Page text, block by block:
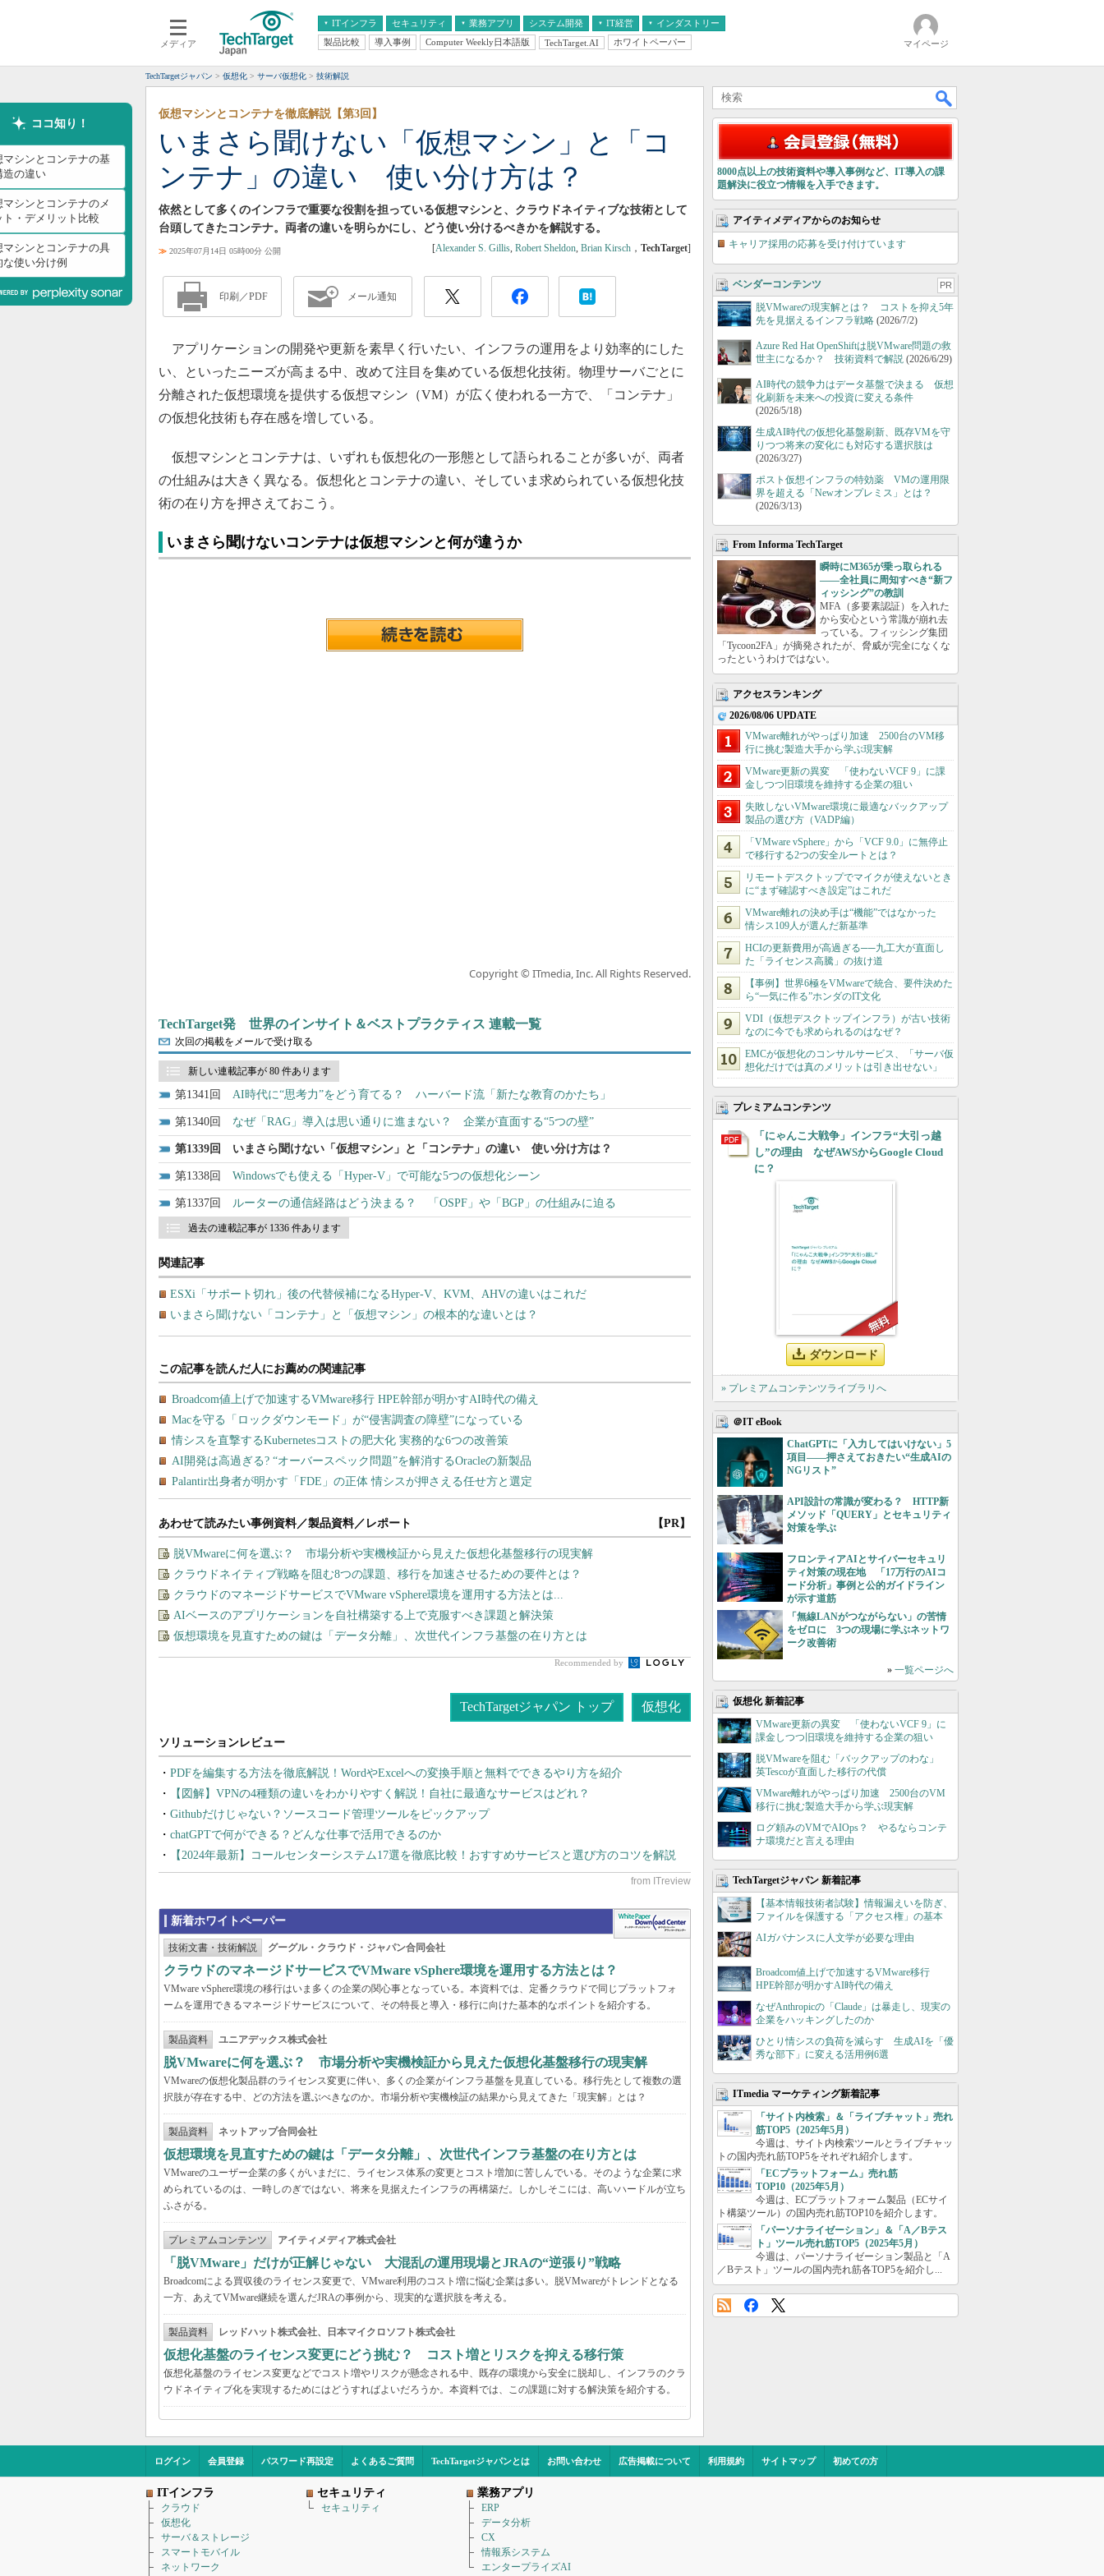
メディア
ITインフラ
クラウド
スマートモバイル
ネットワーク
システム運用管理
セキュリティ 業務アプリ
エンタープライズAI
ERP
CX
情報系システム
システム開発 IT経営
経営とIT
インダストリー
医療IT
製品比較 導入事例 Computer Weekly日本語版 TechTarget.AI ホワイトペーパー マイページ
TechTargetジャパン 仮想化 サーバ仮想化 技術解説
ココ知り！
マシンとコンテナの基
造の違い
マシンとコンテナのメ
ト・デメリット比較
マシンとコンテナの具
な使い分け例
いまさら聞けない「仮想マシン」と「コ
ンテナ」の違い 使い分け方は？
仮想マシンとコンテナを徹底解説【第3回】
依然として多くのインフラで重要な役割を担っている仮想マシンと、クラウドネイティブな技術として
台頭してきたコンテナ。両者の違いを明らかにし、どう使い分けるべきかを解説する。
≫ 2025年07月14日 05時00分 公開 [Alexander S. Gillis, Robert Sheldon, Brian Kirsch ， TechTarget]
印刷／PDF メール通知
アプリケーションの開発や更新を素早く行いたい、インフラの運用をより効率的にした
い、といったニーズが高まる中、改めて注目を集めている仮想化技術。物理サーバごとに
分離された仮想環境を提供する仮想マシン（VM）が広く使われる一方で、「コンテナ」
の仮想化技術も存在感を増している。
仮想マシンとコンテナは、いずれも仮想化の一形態として語られることが多いが、両者
の仕組みは大きく異なる。仮想化とコンテナの違い、そしていま求められている仮想化技
術の在り方を押さえておこう。
いまさら聞けないコンテナは仮想マシンと何が違うか
Copyright © ITmedia, Inc. All Rights Reserved.
TechTarget発 世界のインサイト＆ベストプラクティス 連載一覧
次回の掲載をメールで受け取る
新しい連載記事が 80 件あります
1341 AI時代に“思考力”をどう育てる？ ハーバード流「新たな教育のかたち」
1340 なぜ「RAG」導入は思い通りに進まない？ 企業が直面する“5つの壁”
1339 いまさら聞けない「仮想マシン」と「コンテナ」の違い 使い分け方は？
1338 Windowsでも使える「Hyper-V」で可能な5つの仮想化シーン
1337 ルーターの通信経路はどう決まる？ 「OSPF」や「BGP」の仕組みに迫る
過去の連載記事が 1336 件あります
関連記事
ESXi「サポート切れ」後の代替候補になるHyper-V、KVM、AHVの違いはこれだ
いまさら聞けない「コンテナ」と「仮想マシン」の根本的な違いとは？
あわせて読みたい事例資料／製品資料／レポート 【PR】
脱VMwareに何を選ぶ？ 市場分析や実機検証から見えた仮想化基盤移行の現実解
クラウドネイティブ戦略を阻む8つの課題、移行を加速させるための要件とは？
クラウドのマネージドサービスでVMware vSphere環境を運用する方法とは...
AIベースのアプリケーションを自社構築する上で克服すべき課題と解決策
仮想環境を見直すための鍵は「データ分離」、次世代インフラ基盤の在り方とは
Recommended by
TechTargetジャパン トップ 仮想化
PDFを編集する方法を徹底解説！WordやExcelへの変換手順と無料でできるやり方を紹介
【図解】VPNの4種類の違いをわかりやすく解説！自社に最適なサービスはどれ？
Githubだけじゃない？ソースコード管理ツールをピックアップ
chatGPTで何ができる？どんな仕事で活用できるのか
【2024年最新】コールセンターシステム17選を徹底比較！おすすめサービスと選び方のコツを解説
新着ホワイトペーパー
技術文書・技術解説 グーグル・クラウド・ジャパン合同会社
クラウドのマネージドサービスでVMware vSphere環境を運用する方法とは？
VMware vSphere環境の移行はいま多くの企業の関心事となっている。本資料では、定番クラウドで同じプラットフォ
ームを運用できるマネージドサービスについて、その特長と導入・移行に向けた基本的なポイントを紹介する。
製品資料 ユニアデックス株式会社
脱VMwareに何を選ぶ？ 市場分析や実機検証から見えた仮想化基盤移行の現実解
VMwareの仮想化製品群のライセンス変更に伴い、多くの企業がインフラ基盤を見直している。移行先として複数の選
択肢が存在する中、どの方法を選ぶべきなのか。市場分析や実機検証の結果から見えてきた「現実解」とは？
製品資料 ネットアップ合同会社
仮想環境を見直すための鍵は「データ分離」、次世代インフラ基盤の在り方とは
VMwareのユーザー企業の多くがいまだに、ライセンス体系の変更とコスト増加に苦しんでいる。そのような企業に求
められているのは、一時しのぎではない、将来を見据えたインフラの再構築だ。しかしそこには、高いハードルが立ち
ふさがる。
プレミアムコンテンツ アイティメディア株式会社
「脱VMware」だけが正解じゃない 大混乱の運用現場とJRAの“逆張り”戦略
Broadcomによる買収後のライセンス変更で、VMware利用のコスト増に悩む企業は多い。脱VMwareがトレンドとなる
一方、あえてVMware継続を選んだJRAの事例から、現実的な選択肢を考える。
製品資料 レッドハット株式会社、日本マイクロソフト株式会社
仮想化基盤のライセンス変更にどう挑む？ コスト増とリスクを抑える移行策
仮想化基盤のライセンス変更などでコスト増やリスクが懸念される中、既存の環境から安全に脱却し、インフラのクラ
ウドネイティブ化を実現するためにはどうすればよいだろうか。本資料では、この課題に対する解決策を紹介する。
8000点以上の技術資料や導入事例など、IT導入の課
題解決に役立つ情報を入手できます。
アイティメディアからのお知らせ
キャリア採用の応募を受け付けています
ベンダーコンテンツ PR
脱VMwareの現実解とは？ コストを抑え5年
先を見据えるインフラ戦略 (2026/7/2)
Azure Red Hat OpenShiftは脱VMware問題の救
世主になるか？ 技術資料で解説 (2026/6/29)
AI時代の競争力はデータ基盤で決まる 仮想
化刷新を未来への投資に変える条件
(2026/5/18)
生成AI時代の仮想化基盤刷新、既存VMを守
りつつ将来の変化にも対応する選択肢は
(2026/3/27)
ポスト仮想インフラの特効薬 VMの運用限
界を超える「Newオンプレミス」とは？
(2026/3/13)
From Informa TechTarget
瞬時にM365が乗っ取られる
――全社員に周知すべき“新フ
ィッシング”の教訓
MFA（多要素認証）を入れた
から安心という常識が崩れ去
っている。フィッシング集団
「Tycoon2FA」が摘発されたが、脅威が完全になくな
ったというわけではない。
アクセスランキング
2026/08/06 UPDATE
VMware離れがやっぱり加速 2500台のVM移
行に挑む製造大手から学ぶ現実解
VMware更新の異変 「使わないVCF 9」に課
金しつつ旧環境を維持する企業の狙い
失敗しないVMware環境に最適なバックアップ
製品の選び方（VADP編）
「VMware vSphere」から「VCF 9.0」に無停止
で移行する2つの安全ルートとは？
リモートデスクトップでマイクが使えないとき
に“まず確認すべき設定”はこれだ
VMware離れの決め手は“機能”ではなかった
情シス109人が選んだ新基準
HCIの更新費用が高過ぎる──九工大が直面し
た「ライセンス高騰」の抜け道
【事例】世界6極をVMwareで統合、要件決めた
ら“一気に作る”ホンダのIT文化
VDI（仮想デスクトップインフラ）が古い技術
なのに今でも求められるのはなぜ？
EMCが仮想化のコンサルサービス、「サーバ仮
想化だけでは真のメリットは引き出せない」
プレミアムコンテンツ
「にゃんこ大戦争」インフラ“大引っ越
し”の理由 なぜAWSからGoogle Cloud
に？
ダウンロード
» プレミアムコンテンツライブラリへ
＠IT eBook
ChatGPTに「入力してはいけない」5
項目――押さえておきたい“生成AIの
NGリスト”
API設計の常識が変わる？ HTTP新
メソッド「QUERY」とセキュリティ
対策を学ぶ
フロンティアAIとサイバーセキュリ
ティ対策の現在地 「17万行のAIコ
ード分析」事例と公的ガイドライン
が示す道筋
「無線LANがつながらない」の苦情
をゼロに 3つの現場に学ぶネットワ
ーク改善術
» 一覧ページへ
仮想化 新着記事
VMware更新の異変 「使わないVCF 9」に
課金しつつ旧環境を維持する企業の狙い
脱VMwareを阻む「バックアップのわな」
英Tescoが直面した移行の代償
VMware離れがやっぱり加速 2500台のVM
移行に挑む製造大手から学ぶ現実解
ログ頼みのVMでAIOps？ やるならコンテ
ナ環境だと言える理由
TechTargetジャパン 新着記事
【基本情報技術者試験】情報漏えいを防ぎ、
ファイルを保護する「アクセス権」の基本
AIガバナンスに人文学が必要な理由
Broadcom値上げで加速するVMware移行
HPE幹部が明かすAI時代の備え
なぜAnthropicの「Claude」は暴走し、現実の
企業をハッキングしたのか
ひとり情シスの負荷を減らす 生成AIを「優
秀な部下」に変える活用例6選
ITmedia マーケティング新着記事
「サイト内検索」＆「ライブチャット」売れ
筋TOP5（2025年5月）
今週は、サイト内検索ツールとライブチャッ
トの国内売れ筋TOP5をそれぞれ紹介します。
「ECプラットフォーム」売れ筋
TOP10（2025年5月）
今週は、ECプラットフォーム製品（ECサイ
ト構築ツール）の国内売れ筋TOP10を紹介します。
「パーソナライゼーション」＆「A／Bテス
ト」ツール売れ筋TOP5（2025年5月）
今週は、パーソナライゼーション製品と「A
／Bテスト」ツールの国内売れ筋各TOP5を紹介し...
ログイン 会員登録 パスワード再設定 よくあるご質問 TechTargetジャパンとは お問い合わせ 広告掲載について 利用規約 サイトマップ 初めての方
ITインフラ
クラウド
仮想化
サーバ＆ストレージ
スマートモバイル
ネットワーク
セキュリティ
セキュリティ
業務アプリ
ERP
データ分析
CX
情報系システム
エンタープライズAI